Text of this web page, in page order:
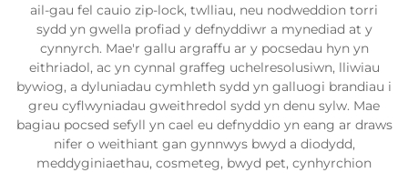
ail-gau fel cauio zip-lock, twlliau, neu nodweddion torri
sydd yn gwella profiad y defnyddiwr a mynediad at y
cynnyrch. Mae'r gallu argraffu ar y pocsedau hyn yn
eithriadol, ac yn cynnal graffeg uchelresolusiwn, lliwiau
bywiog, a dyluniadau cymhleth sydd yn galluogi brandiau i
greu cyflwyniadau gweithredol sydd yn denu sylw. Mae
bagiau pocsed sefyll yn cael eu defnyddio yn eang ar draws
nifer o weithiant gan gynnwys bwyd a diodydd,
meddyginiaethau, cosmeteg, bwyd pet, cynhyrchion